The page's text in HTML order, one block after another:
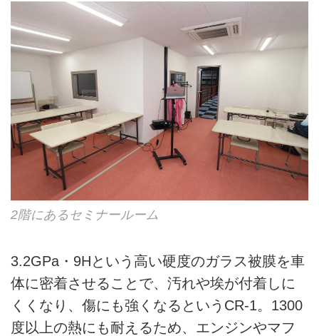
2階にあるセミナールーム
3.2GPa・9Hという高い硬度のガラス被膜を車
体に密着させることで、汚れや埃が付着しに
くくなり、傷にも強くなるというCR-1。1300
度以上の熱にも耐えるため、エンジンやマフ